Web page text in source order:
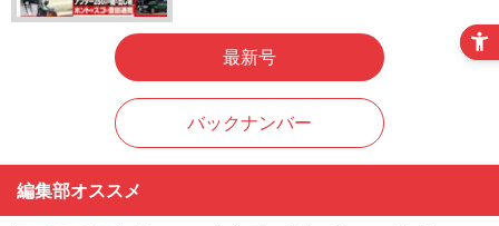
最新号
バックナンバー
編集部オススメ